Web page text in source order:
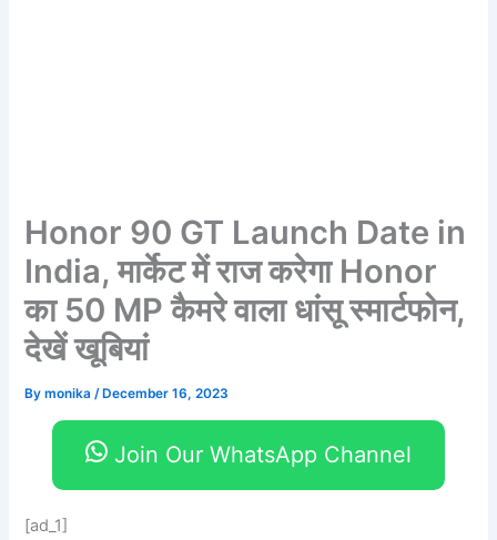
Honor 90 GT Launch Date in
India, मार्केट में राज करेगा Honor
का 50 MP कैमरे वाला धांसू स्मार्टफोन,
देखें खूबियां
Bymonika/ December 16, 2023
Join Our WhatsApp Channel
[ad_1]